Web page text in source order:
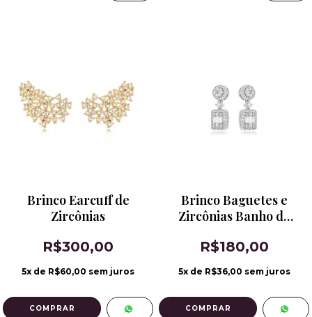
Brinco Earcuff de
Zircônias
R$300,00
5x de R$60,00 sem juros
Brinco Baguetes e
Zircônias Banho de
R$180,00
5x de R$36,00 sem juros